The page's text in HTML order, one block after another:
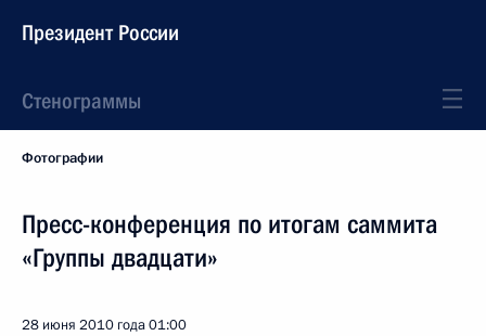
Президент России
Стенограммы
Фотографии
Пресс-конференция по итогам саммита
«Группы двадцати»
28 июня 2010 года01:00